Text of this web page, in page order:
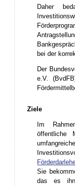
Daher
bei der
Der
e.V.
Ziele
Im
öffentliche
Sie
das es